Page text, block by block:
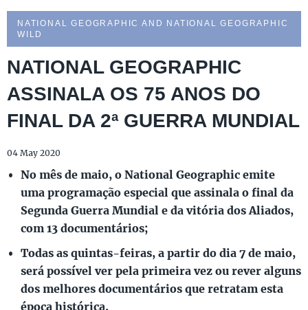
NATIONAL GEOGRAPHIC AND NATIONAL GEOGRAPHIC
WILD
NATIONAL GEOGRAPHIC
ASSINALA OS 75 ANOS DO
FINAL DA 2ª GUERRA MUNDIAL
04 May 2020
No mês de maio, o National Geographic emite
uma programação especial que assinala o final da
Segunda Guerra Mundial e da vitória dos Aliados,
com 13 documentários;
Todas as quintas-feiras, a partir do dia 7 de maio,
será possível ver pela primeira vez ou rever alguns
dos melhores documentários que retratam esta
época histórica.